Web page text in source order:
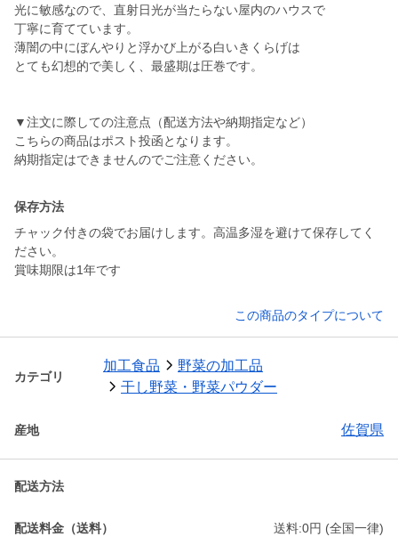
光に敏感なので、直射日光が当たらない屋内のハウスで
丁寧に育てています。
薄闇の中にぼんやりと浮かび上がる白いきくらげは
とても幻想的で美しく、最盛期は圧巻です。
▼注文に際しての注意点（配送方法や納期指定など）
こちらの商品はポスト投函となります。
保存方法
チャック付きの袋でお届けします。高温多湿を避けて保存してく
ださい。
賞味期限は1年です
この商品のタイプについて
カテゴリ
加工食品
野菜の加工品
干し野菜・野菜パウダー
産地 佐賀県
配送方法
配送料金（送料） 送料:0円 (全国一律)